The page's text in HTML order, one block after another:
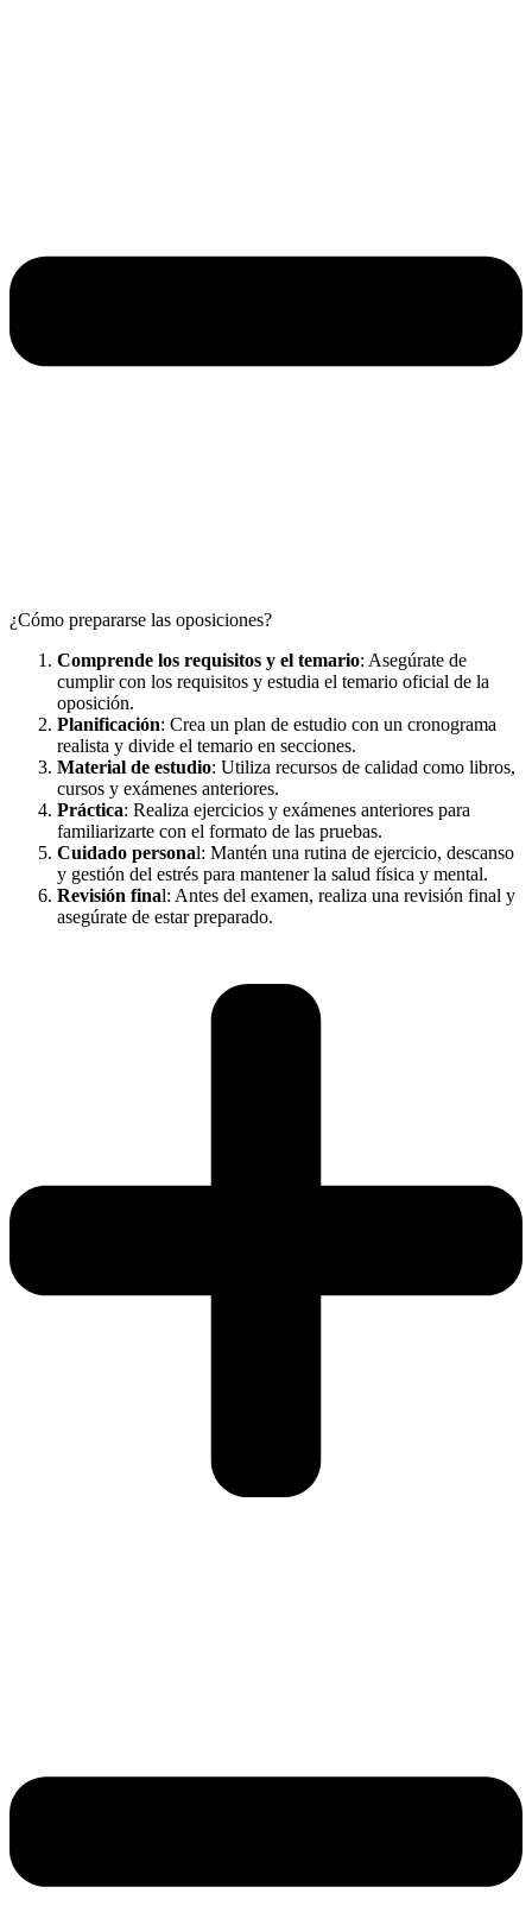
¿Cómo prepararse las oposiciones?
Comprende los requisitos y el temario: Asegúrate de
cumplir con los requisitos y estudia el temario oficial de la
oposición.
Planificación: Crea un plan de estudio con un cronograma
realista y divide el temario en secciones.
Material de estudio: Utiliza recursos de calidad como libros,
cursos y exámenes anteriores.
Práctica: Realiza ejercicios y exámenes anteriores para
familiarizarte con el formato de las pruebas.
Cuidado personal: Mantén una rutina de ejercicio, descanso
y gestión del estrés para mantener la salud física y mental.
Revisión final: Antes del examen, realiza una revisión final y
asegúrate de estar preparado.